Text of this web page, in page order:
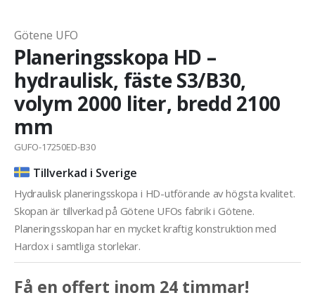
Götene UFO
Planeringsskopa HD –
hydraulisk, fäste S3/B30,
volym 2000 liter, bredd 2100
mm
GUFO-17250ED-B30
Tillverkad i Sverige
Hydraulisk planeringsskopa i HD-utförande av högsta kvalitet.
Skopan är tillverkad på Götene UFOs fabrik i Götene.
Planeringsskopan har en mycket kraftig konstruktion med
Hardox i samtliga storlekar.
Få en offert inom 24 timmar!